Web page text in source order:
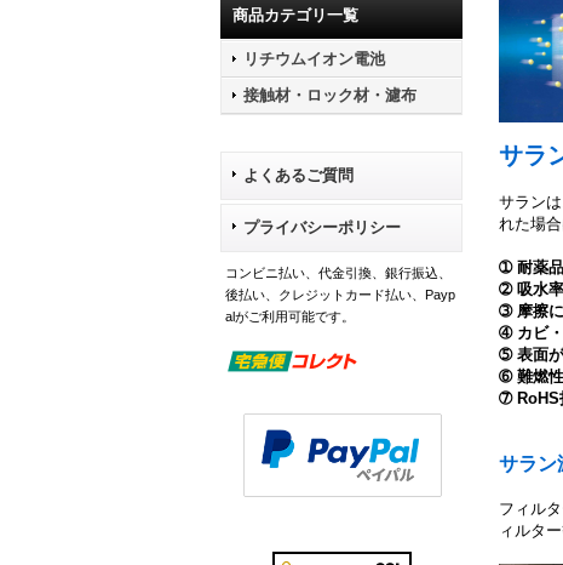
商品カテゴリ一覧
リチウムイオン電池
接触材・ロック材・濾布
よくあるご質問
プライバシーポリシー
コンビニ払い、代金引換、銀行振込、
後払い、クレジットカード払い、Payp
alがご利用可能です。
サラ
サラン
れた場
➀ 耐薬品
➁ 吸水率
➂ 摩擦に
➃ カビ・
➄ 表面が
➅ 難燃性
➆ RoHS
サラン
フィル
ィルタ